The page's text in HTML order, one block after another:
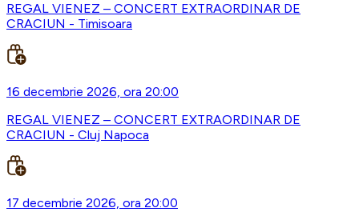
REGAL VIENEZ – CONCERT EXTRAORDINAR DE
CRACIUN - Timisoara
16 decembrie 2026, ora 20:00
REGAL VIENEZ – CONCERT EXTRAORDINAR DE
CRACIUN - Cluj Napoca
17 decembrie 2026, ora 20:00